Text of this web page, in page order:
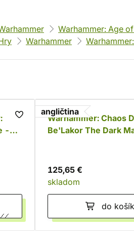
Warhammer: Age
Warhammer
-
angličtina
Warhammer: Chaos
Be'Lakor The Dark
125,65 €
skladom
do